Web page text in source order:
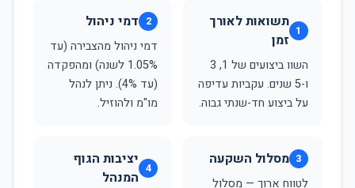
1 תשואות לאורך
זמן
השוו ביצועים של 1, 3
ו-5 שנים. עקביות עדיפה
על ביצוע חד-שנתי גבוה.
2 דמי ניהול
דמי ניהול מהצבירה (עד
1.05% לשנה) ומהפקדה
(עד 4%). ניתן לנהל
מו"מ ולהוזיל.
3 מסלול השקעה
לטווח ארוך — מסלול
4 יציבות הגוף
המנהל